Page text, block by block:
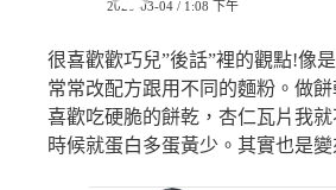
2020-03-04 / 1:08 下午
很喜歡歡巧兒”後話”裡的觀點!像
常常改配方跟用不同的麵粉。做
喜歡吃硬脆的餅乾，杏仁瓦片我
時候就蛋白多蛋黃少。其實也是變